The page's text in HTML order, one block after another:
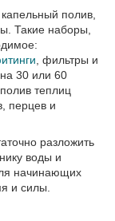
полив,
Такие наборы,
, фильтры и
30 или 60
теплиц
перцев и
разложить
воды и
начинающих
и силы.